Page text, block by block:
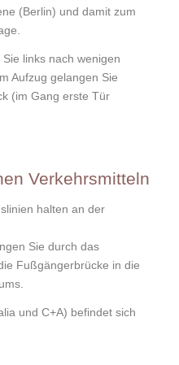
(Berlin) und damit zum
links nach wenigen
Aufzug gelangen Sie
(im Gang erste Tür
Verkehrsmitteln
halten an der
Sie durch das
Fußgängerbrücke in die
und C+A) befindet sich